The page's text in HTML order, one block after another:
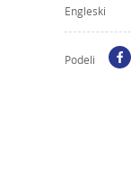
Engleski
Podeli